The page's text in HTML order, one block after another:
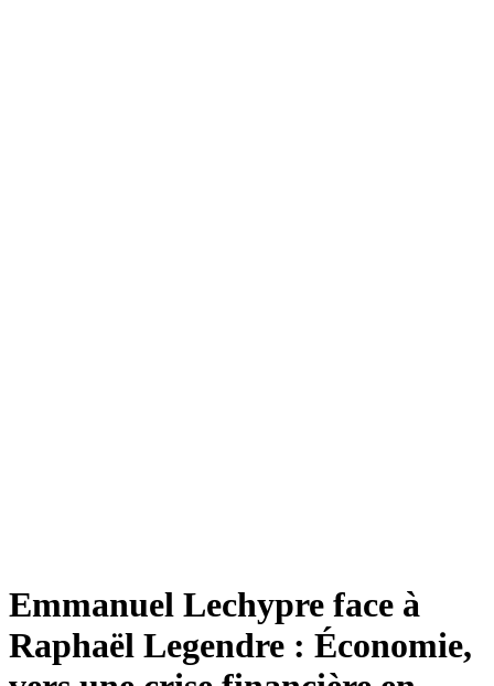
Emmanuel Lechypre face à
Raphaël Legendre : Économie,